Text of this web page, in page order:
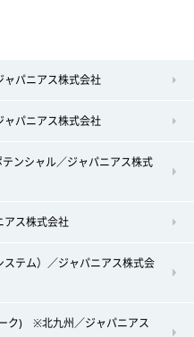
ャパニアス株式会社
ャパニアス株式会社
ンシャル／ジャパニアス株式
アス株式会社
ステム）／ジャパニアス株式会
ーク) ※北九州／ジャパニアス